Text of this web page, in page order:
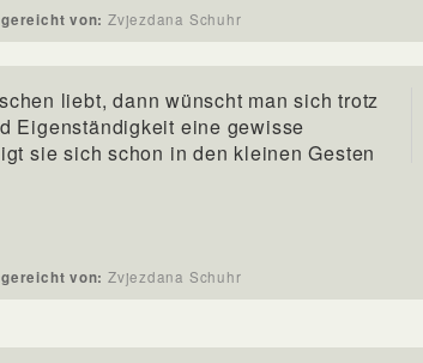
von: Zvjezdana Schuhr
liebt, dann wünscht man sich trotz
Eigenständigkeit eine gewisse
sie sich schon in den kleinen Gesten
von: Zvjezdana Schuhr